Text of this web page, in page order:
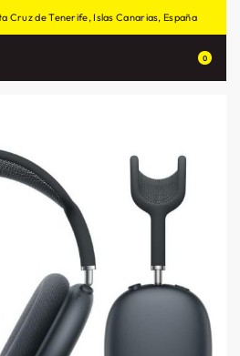
Cruz de Tenerife, Islas Canarias, España
0